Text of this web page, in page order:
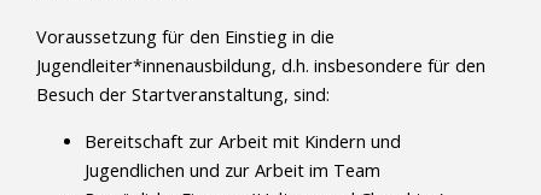
Voraussetzung für den Einstieg in die
Jugendleiter*innenausbildung, d.h. insbesondere für den
Besuch der Startveranstaltung, sind:
Bereitschaft zur Arbeit mit Kindern und
Jugendlichen und zur Arbeit im Team